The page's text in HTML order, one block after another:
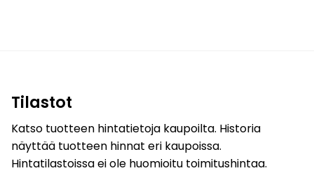
Tilastot
Katso tuotteen hintatietoja kaupoilta. Historia
näyttää tuotteen hinnat eri kaupoissa.
Hintatilastoissa ei ole huomioitu toimitushintaa.